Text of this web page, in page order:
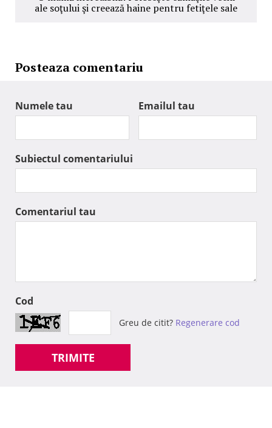
ale soţului şi creează haine pentru fetiţele sale
Posteaza comentariu
Numele tau Emailul tau
Subiectul comentariului
Comentariul tau
Cod
Greu de citit? Regenerare cod
TRIMITE